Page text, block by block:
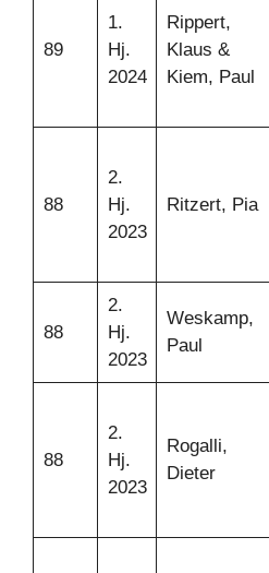
89
1.
Hj.
2024
Rippert,
Klaus &
Kiem, Paul
88
2.
Hj.
2023
Ritzert, Pia
88
2.
Hj.
2023
Weskamp,
Paul
88
2.
Hj.
2023
Rogalli,
Dieter